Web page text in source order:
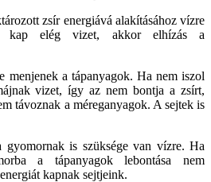
zsír energiává alakításához vízre
kap elég vizet, akkor elhízás a
menjenek a tápanyagok. Ha nem iszol
vizet, így az nem bontja a zsírt,
távoznak a méreganyagok. A sejtek is
gyomornak is szüksége van vízre. Ha
a tápanyagok lebontása nem
kapnak sejtjeink.